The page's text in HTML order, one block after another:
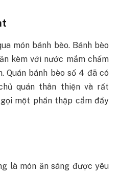
món bánh bèo. Bánh bèo
kèm với nước mắm chấm
Quán bánh bèo số 4 đã có
quán thân thiện và rất
một phần thập cẩm đầy
là món ăn sáng được yêu